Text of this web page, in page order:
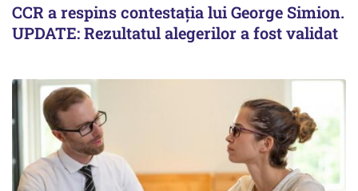
CCR a respins contestația lui George Simion.
UPDATE: Rezultatul alegerilor a fost validat